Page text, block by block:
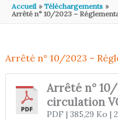
Accueil
Téléchargements
Arrêté n° 10/2023 –
Arrêté n° 10/2023 –
Arrêté n°
circulation
PDF | 385,29 Ko |